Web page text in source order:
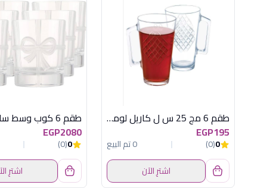
طقم 6 مج 25 س ل كاريل لومينارك اماراتي
EGP195
0
(0)
0 تم البيع
اشترِ الآن
طقم 6 كوب وسط ساتين
EGP2080
0
(0)
اشترِ